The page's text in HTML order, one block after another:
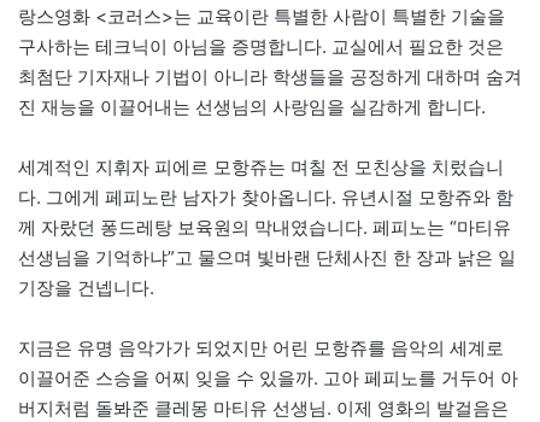
랑스영화 <코러스>는 교육이란 특별한 사람이 특별한 기술을
구사하는 테크닉이 아님을 증명합니다. 교실에서 필요한 것은
최첨단 기자재나 기법이 아니라 학생들을 공정하게 대하며 숨겨
진 재능을 이끌어내는 선생님의 사랑임을 실감하게 합니다.
세계적인 지휘자 피에르 모항쥬는 며칠 전 모친상을 치렀습니
다. 그에게 페피노란 남자가 찾아옵니다. 유년시절 모항쥬와 함
께 자랐던 퐁드레탕 보육원의 막내였습니다. 페피노는 “마티유
선생님을 기억하냐”고 물으며 빛바랜 단체사진 한 장과 낡은 일
기장을 건넵니다.
지금은 유명 음악가가 되었지만 어린 모항쥬를 음악의 세계로
이끌어준 스승을 어찌 잊을 수 있을까. 고아 페피노를 거두어 아
버지처럼 돌봐준 클레몽 마티유 선생님. 이제 영화의 발걸음은